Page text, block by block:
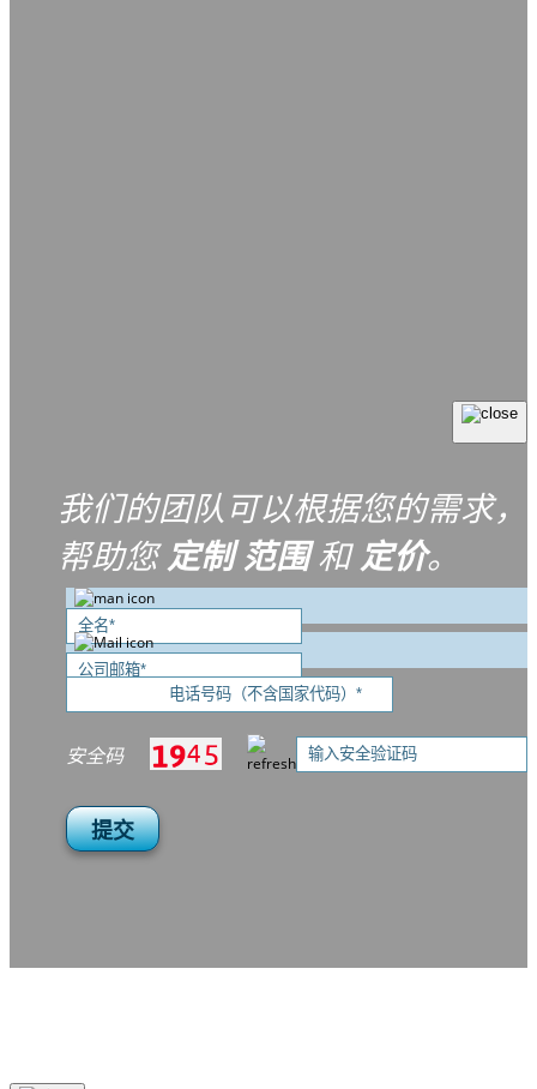
我们的团队可以根据您的需求，
帮助您定制 范围和定价。
安全码
提交